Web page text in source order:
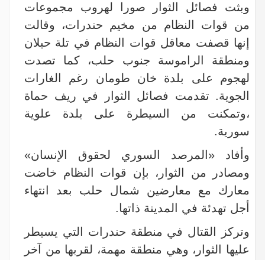
وبثت فصائل الثوار صورا لهروب مجموعات
من قوات النظام من مخيم حندرات، وقالت
إنها قصفت معاقل قوات النظام في تلة حيلان
ومنطقة الراموسة جنوب حلب، كما تصدت
لهجوم على بلدة خان طومان رغم الغارات
الجوية. تقدمت فصائل الثوار في ريف حماة
،وتمكنت من السيطرة على بلدة علوية
سورية.
وأفاد «المرصد السوري لحقوق الإنسان»
ومصادر من الثوار، بإن قوات النظام خاضت
معارك مع معارضين شمال حلب بعد انتهاء
أجل تهدئة في المدينة ذاتها.
وتركز القتال في منطقة حندرات التي يسيطر
عليها الثوار، وهي منطقة مهمة، لقربها من آخر